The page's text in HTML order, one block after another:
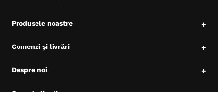
Produsele noastre +
Comenzi și livrări +
Despre noi +